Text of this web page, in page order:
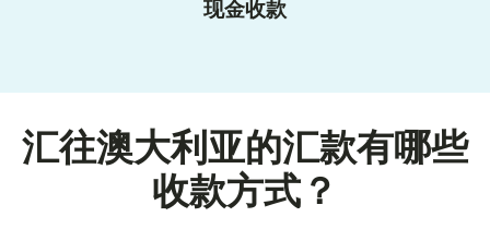
现金收款
汇往澳大利亚的汇款有哪些
收款方式？